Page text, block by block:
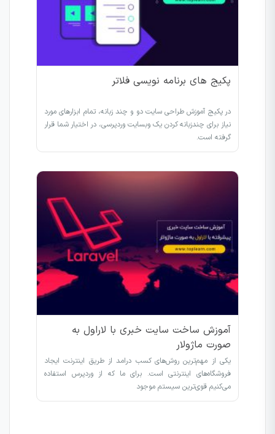
پکیج های برنامه نویسی فلاتر
در پکیج آموزش طراحی سایت دو و چند زبانه، تمام ابزارهای مورد
نیاز برای چندزبانه کردن یک وبسایت وردپرسی، در اختیار شما قرار
گرفته است.
آموزش ساخت سایت خبری با لاراول به
صورت ماژولار
یکی از مهم‌ترین روش‌های کسب درامد از طریق اینترنت ایجاد
فروشگاه‌های اینترنتی است. برای ما که از وردپرس استفاده
می‌کنیم قوی‌ترین سیستم موجود